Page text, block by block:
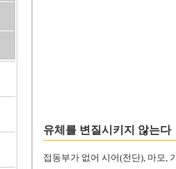
유체를 변질시키지 않는다
접동부가 없어 시어(전단), 마모,